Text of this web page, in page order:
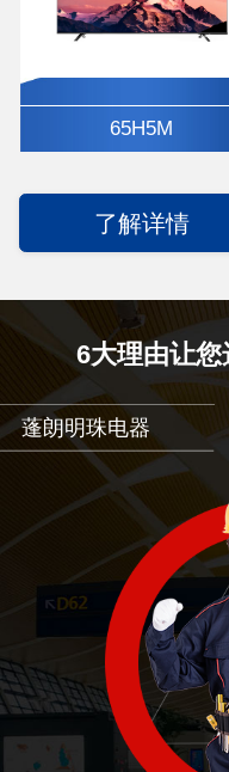
65H5M
了解详情
6大理由让
蓬朗明珠电器